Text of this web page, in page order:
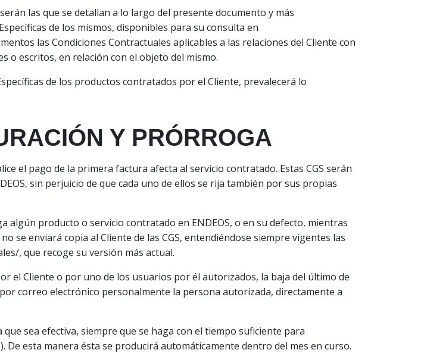
las que se detallan a lo largo del presente documento y más
de los mismos, disponibles para su consulta en
las Condiciones Contractuales aplicables a las relaciones del Cliente con
o escritos, en relación con el objeto del mismo.
de los productos contratados por el Cliente, prevalecerá lo
Y PRÓRROGA
el pago de la primera factura afecta al servicio contratado. Estas CGS serán
sin perjuicio de que cada uno de ellos se rija también por sus propias
algún producto o servicio contratado en ENDEOS, o en su defecto, mientras
se enviará copia al Cliente de las CGS, entendiéndose siempre vigentes las
, que recoge su versión más actual.
el Cliente o por uno de los usuarios por él autorizados, la baja del último de
correo electrónico personalmente la persona autorizada, directamente a
sea efectiva, siempre que se haga con el tiempo suficiente para
esta manera ésta se producirá automáticamente dentro del mes en curso.